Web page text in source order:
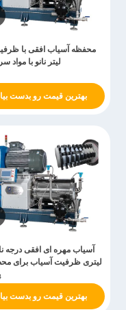
لیتر نانو با مواد
بهترین قیمت رو بدست
لیتری ظرفیت آسیاب برای
بهترین قیمت رو بدست